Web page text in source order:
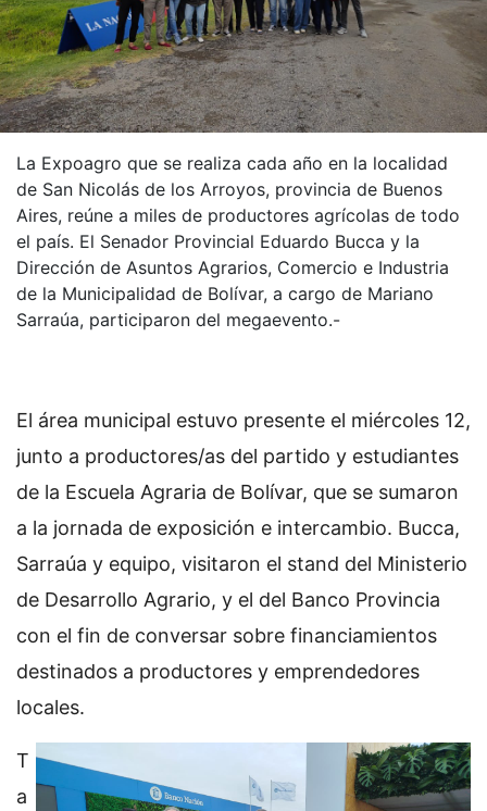
La Expoagro que se realiza cada año en la localidad
de San Nicolás de los Arroyos, provincia de Buenos
Aires, reúne a miles de productores agrícolas de todo
el país. El Senador Provincial Eduardo Bucca y la
Dirección de Asuntos Agrarios, Comercio e Industria
de la Municipalidad de Bolívar, a cargo de Mariano
Sarraúa, participaron del megaevento.-
El área municipal estuvo presente el miércoles 12,
junto a productores/as del partido y estudiantes
de la Escuela Agraria de Bolívar, que se sumaron
a la jornada de exposición e intercambio. Bucca,
Sarraúa y equipo, visitaron el stand del Ministerio
de Desarrollo Agrario, y el del Banco Provincia
con el fin de conversar sobre financiamientos
destinados a productores y emprendedores
locales.
T
a